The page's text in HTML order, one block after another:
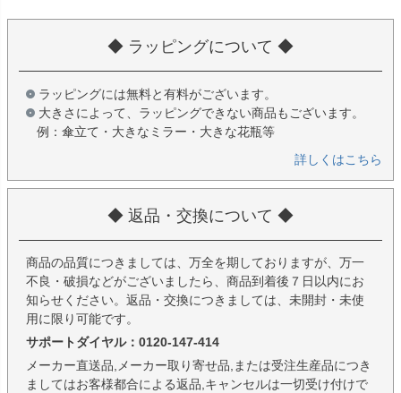
◆ ラッピングについて ◆
ラッピングには無料と有料がございます。
大きさによって、ラッピングできない商品もございます。
例：傘立て・大きなミラー・大きな花瓶等
詳しくはこちら
◆ 返品・交換について ◆
商品の品質につきましては、万全を期しておりますが、万一
不良・破損などがございましたら、商品到着後７日以内にお
知らせください。返品・交換につきましては、未開封・未使
用に限り可能です。
サポートダイヤル：0120-147-414
メーカー直送品,メーカー取り寄せ品,または受注生産品につき
ましてはお客様都合による返品,キャンセルは一切受け付けで